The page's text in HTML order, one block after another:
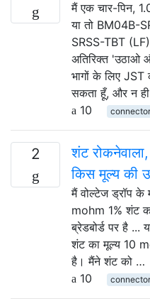
मैं एक चार-पिन,
या तो BM04B-
SRSS-TBT
अतिरिक्त 'उठाओ
भागों के लिए JST
सकता हूँ, और न
10
connector
2
शंट
किस मूल्य की
मैं वोल्टेज ड्रॉप के
mohm 1% शंट
ब्रेडबोर्ड पर है ...
शंट का मूल्य 10
है। मैंने शंट को …
10
connector